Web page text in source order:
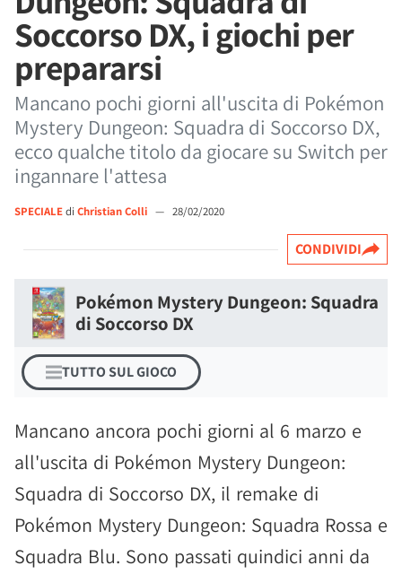
Soccorso DX, i giochi per
prepararsi
Mancano pochi giorni all'uscita di Pokémon
Mystery Dungeon: Squadra di Soccorso DX,
ecco qualche titolo da giocare su Switch per
ingannare l'attesa
SPECIALEdi Christian Colli — 28/02/2020
CONDIVIDI
Pokémon Mystery Dungeon: Squadra
di Soccorso DX
TUTTO SUL GIOCO
Mancano ancora pochi giorni al 6 marzo e
all'uscita di Pokémon Mystery Dungeon:
Squadra di Soccorso DX, il remake di
Pokémon Mystery Dungeon: Squadra Rossa e
Squadra Blu. Sono passati quindici anni da